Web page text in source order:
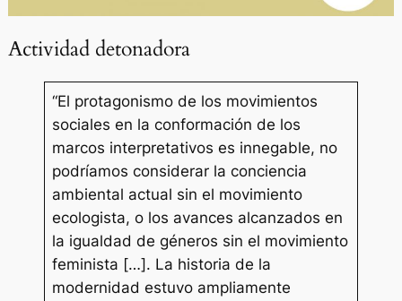
Actividad detonadora
“El protagonismo de los movimientos
sociales en la conformación de los
marcos interpretativos es innegable, no
podríamos considerar la conciencia
ambiental actual sin el movimiento
ecologista, o los avances alcanzados en
la igualdad de géneros sin el movimiento
feminista […]. La historia de la
modernidad estuvo ampliamente